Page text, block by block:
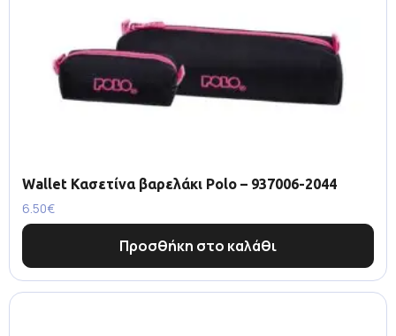
Wallet Κασετίνα βαρελάκι Polo – 937006-2044
6.50€
Προσθήκη στο καλάθι